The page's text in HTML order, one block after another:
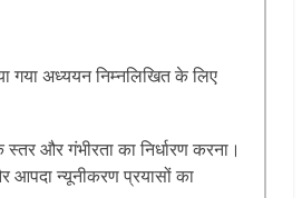
गया अध्ययन निम्नलिखित के लिए
और गंभीरता का निर्धारण करना।
आपदा न्यूनीकरण प्रयासों का